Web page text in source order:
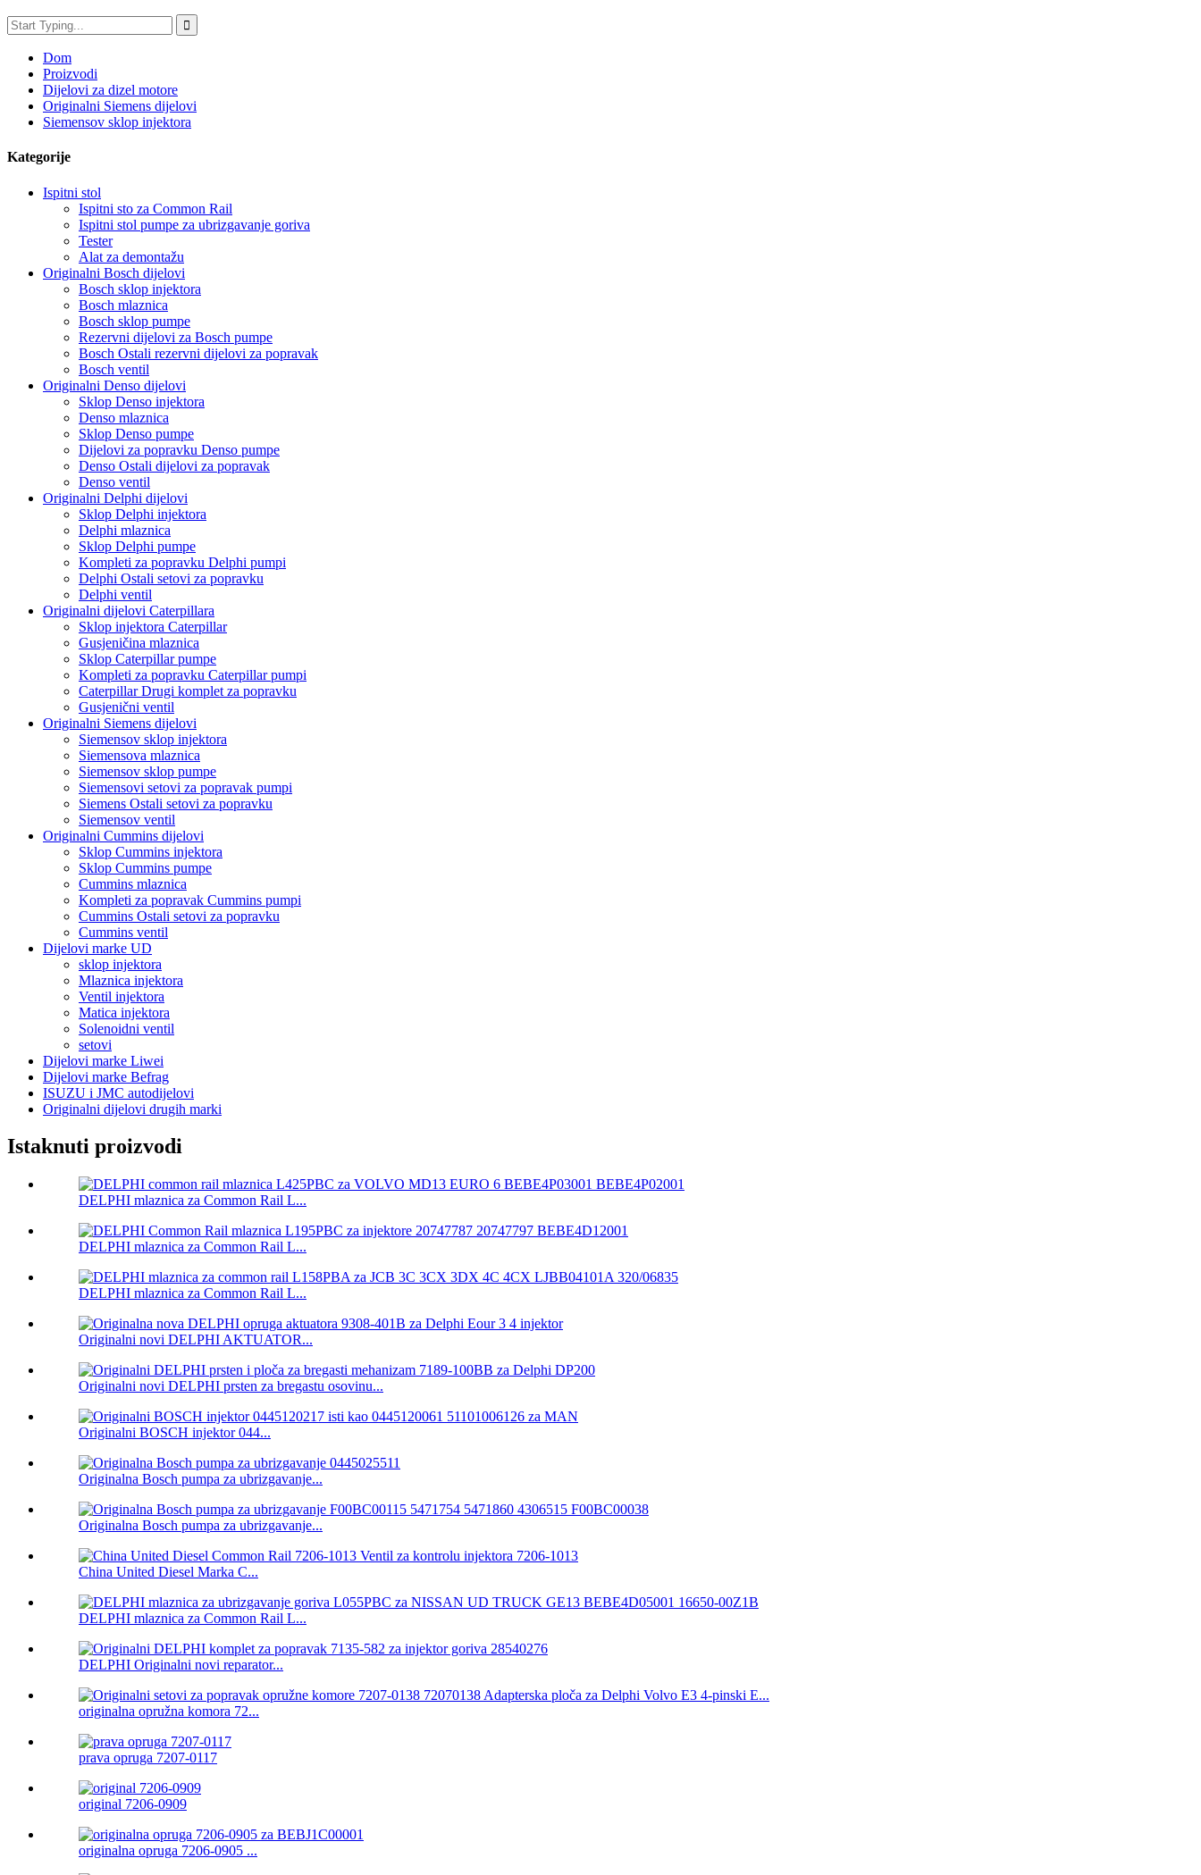
Dom
Proizvodi
Dijelovi za dizel motore
Originalni Siemens dijelovi
Siemensov sklop injektora
Kategorije
Ispitni stol
Ispitni sto za Common Rail
Ispitni stol pumpe za ubrizgavanje goriva
Tester
Alat za demontažu
Originalni Bosch dijelovi
Bosch sklop injektora
Bosch mlaznica
Bosch sklop pumpe
Rezervni dijelovi za Bosch pumpe
Bosch Ostali rezervni dijelovi za popravak
Bosch ventil
Originalni Denso dijelovi
Sklop Denso injektora
Denso mlaznica
Sklop Denso pumpe
Dijelovi za popravku Denso pumpe
Denso Ostali dijelovi za popravak
Denso ventil
Originalni Delphi dijelovi
Sklop Delphi injektora
Delphi mlaznica
Sklop Delphi pumpe
Kompleti za popravku Delphi pumpi
Delphi Ostali setovi za popravku
Delphi ventil
Originalni dijelovi Caterpillara
Sklop injektora Caterpillar
Gusjeničina mlaznica
Sklop Caterpillar pumpe
Kompleti za popravku Caterpillar pumpi
Caterpillar Drugi komplet za popravku
Gusjenični ventil
Originalni Siemens dijelovi
Siemensov sklop injektora
Siemensova mlaznica
Siemensov sklop pumpe
Siemensovi setovi za popravak pumpi
Siemens Ostali setovi za popravku
Siemensov ventil
Originalni Cummins dijelovi
Sklop Cummins injektora
Sklop Cummins pumpe
Cummins mlaznica
Kompleti za popravak Cummins pumpi
Cummins Ostali setovi za popravku
Cummins ventil
Dijelovi marke UD
sklop injektora
Mlaznica injektora
Ventil injektora
Matica injektora
Solenoidni ventil
setovi
Dijelovi marke Liwei
Dijelovi marke Befrag
ISUZU i JMC autodijelovi
Originalni dijelovi drugih marki
Istaknuti proizvodi
DELPHI mlaznica za Common Rail L...
DELPHI mlaznica za Common Rail L...
DELPHI mlaznica za Common Rail L...
Originalni novi DELPHI AKTUATOR...
Originalni novi DELPHI prsten za bregastu osovinu...
Originalni BOSCH injektor 044...
Originalna Bosch pumpa za ubrizgavanje...
Originalna Bosch pumpa za ubrizgavanje...
China United Diesel Marka C...
DELPHI mlaznica za Common Rail L...
DELPHI Originalni novi reparator...
originalna opružna komora 72...
prava opruga 7207-0117
original 7206-0909
originalna opruga 7206-0905 ...